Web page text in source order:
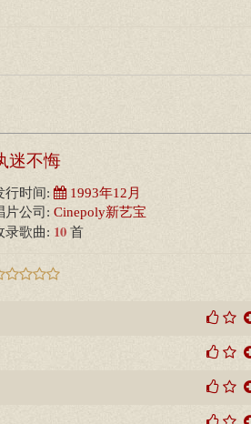
迷不悔
行时间: 1993年12月
片公司: Cinepoly新艺宝
录歌曲: 10 首